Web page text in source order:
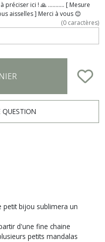
ici ! 🙏 ........... [ Mesure
aisselles ] Merci à vous 😊
(0 caractères)
petit bijou sublimera un
d'une fine chaine
petits mandalas